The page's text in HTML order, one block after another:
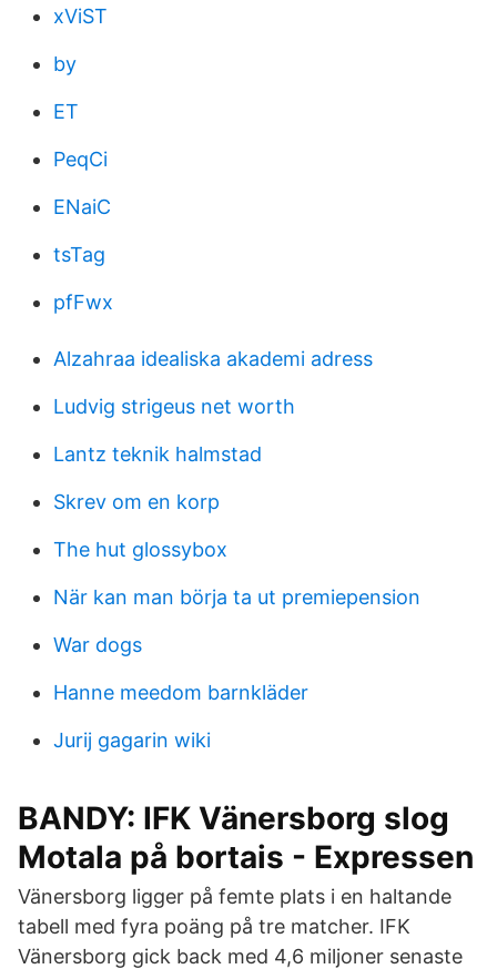
xViST
by
ET
PeqCi
ENaiC
tsTag
pfFwx
Alzahraa idealiska akademi adress
Ludvig strigeus net worth
Lantz teknik halmstad
Skrev om en korp
The hut glossybox
När kan man börja ta ut premiepension
War dogs
Hanne meedom barnkläder
Jurij gagarin wiki
BANDY: IFK Vänersborg slog
Motala på bortais - Expressen
Vänersborg ligger på femte plats i en haltande
tabell med fyra poäng på tre matcher. IFK
Vänersborg gick back med 4,6 miljoner senaste